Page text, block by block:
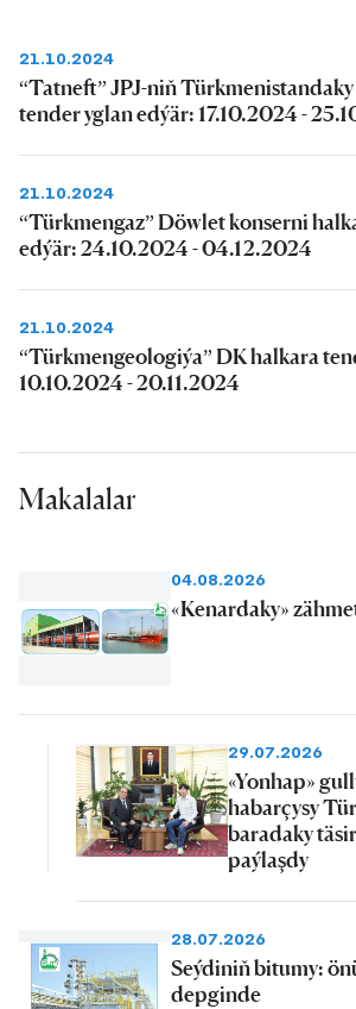
21.10.2024
“Tatneft” JPJ-niň Türkmenistandaky
tender yglan edýär: 17.10.2024 -
21.10.2024
“Türkmengaz” Döwlet konserni
edýär: 24.10.2024 - 04.12.2024
21.10.2024
“Türkmengeologiýa” DK halkara
10.10.2024 - 20.11.2024
Makalalar
04.08.2026
«Kenardaky»
29.07.2026
«Yonhap»
habarçysy
baradaky
paýlaşdy
28.07.2026
Seýdiniň bitumy:
depginde